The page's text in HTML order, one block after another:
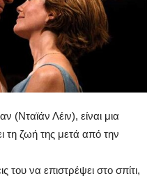
(Νταϊάν Λέιν), είναι μια
τη ζωή της μετά από την
του να επιστρέψει στο σπίτι,